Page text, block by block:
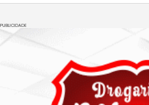
PUBLICIDADE